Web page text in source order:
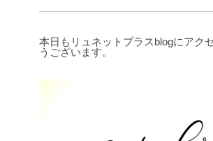
本日もリュネットプラスblogにアク
うございます。